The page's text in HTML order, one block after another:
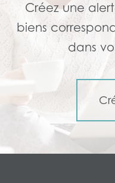
Créez une
biens
dans